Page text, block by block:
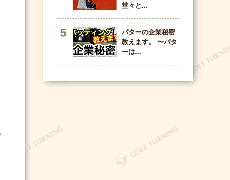
堂々と...
パターの企業秘密
教えます。 〜パタ
ーは...